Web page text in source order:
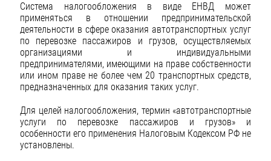
Система налогообложения в виде ЕНВД может
применяться в отношении предпринимательской
деятельности в сфере оказания автотранспортных услуг
по перевозке пассажиров и грузов, осуществляемых
организациями и индивидуальными
предпринимателями, имеющими на праве собственности
или ином праве не более чем 20 транспортных средств,
предназначенных для оказания таких услуг.
Для целей налогообложения, термин «автотранспортные
услуги по перевозке пассажиров и грузов» и
особенности его применения Налоговым Кодексом РФ не
установлены.